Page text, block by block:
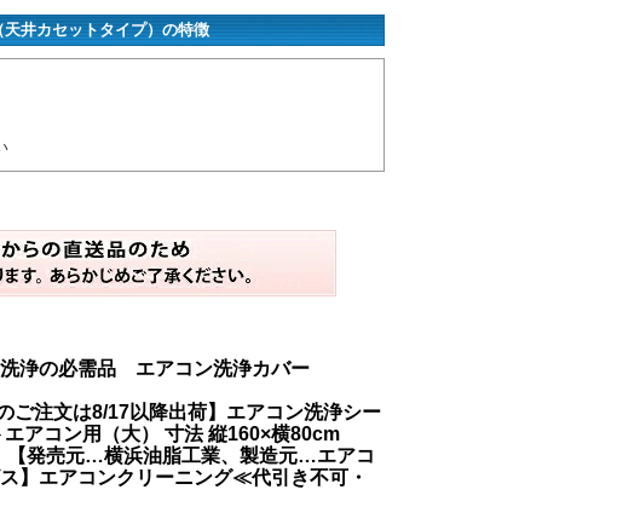
井カセットタイプ）の特徴
浄の必需品 エアコン洗浄カバー
ご注文は8/17以降出荷】エアコン洗浄シー
エアコン用（大） 寸法 縦160×横80cm
発売元…横浜油脂工業、製造元…エアコ
】エアコンクリーニング≪代引き不可・